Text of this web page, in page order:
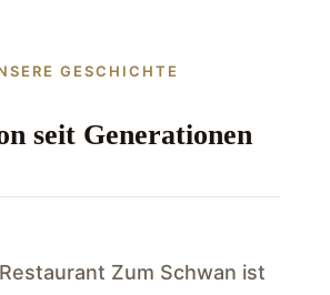
GESCHICHTE
seit Generationen
Zum Schwan ist